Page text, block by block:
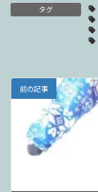
タグ
前の記事